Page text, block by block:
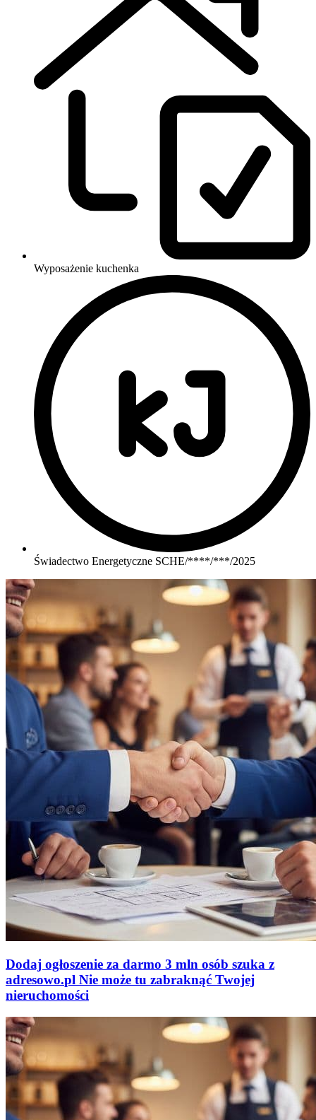
Wyposażenie kuchenka
Świadectwo Energetyczne SCHE/****/***/2025
Dodaj ogłoszenie za darmo 3 mln osób szuka z
adresowo.pl Nie może tu zabraknąć Twojej
nieruchomości